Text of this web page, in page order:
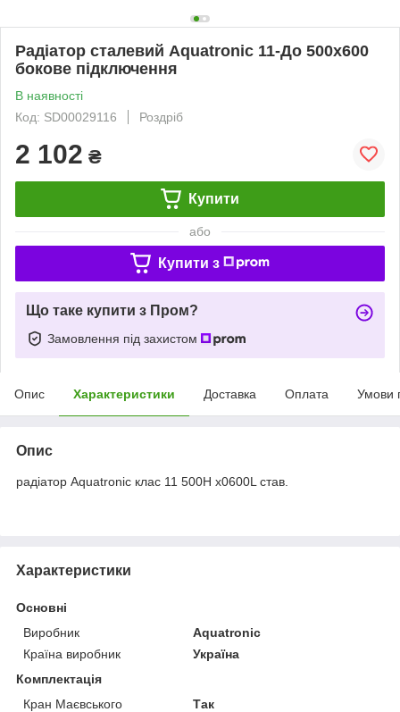
Радіатор сталевий Aquatronic 11-До 500х600
бокове підключення
В наявності
Код: SD00029116
Роздріб
2 102 ₴
Купити
або
Купити з
Що таке купити з Пром?
Замовлення під захистом
Опис Характеристики Доставка Оплата Умови
Опис
радіатор Aquatronic клас 11 500H х0600L став.
Характеристики
Основні
Виробник
Aquatronic
Країна виробник
Україна
Комплектація
Кран Маєвського
Так